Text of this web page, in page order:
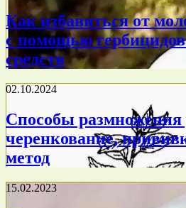
Как избавиться от
с помощью
средств
02.10.2024
Способы
черенкование,
метод
15.02.2023